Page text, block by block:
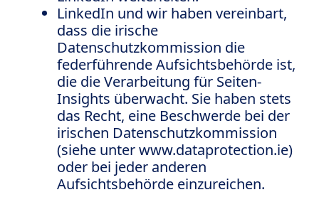
LinkedIn und wir haben vereinbart,
dass die irische
Datenschutzkommission die
federführende Aufsichtsbehörde ist,
die die Verarbeitung für Seiten-
Insights überwacht. Sie haben stets
das Recht, eine Beschwerde bei der
irischen Datenschutzkommission
(siehe unter www.dataprotection.ie)
oder bei jeder anderen
Aufsichtsbehörde einzureichen.